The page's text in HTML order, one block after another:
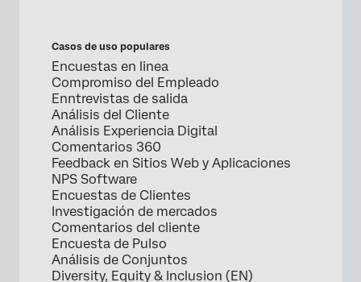
Casos de uso populares
Encuestas en linea
Compromiso del Empleado
Enntrevistas de salida
Análisis del Cliente
Análisis Experiencia Digital
Comentarios 360
Feedback en Sitios Web y Aplicaciones
NPS Software
Encuestas de Clientes
Investigación de mercados
Comentarios del cliente
Encuesta de Pulso
Análisis de Conjuntos
Diversity, Equity & Inclusion (EN)